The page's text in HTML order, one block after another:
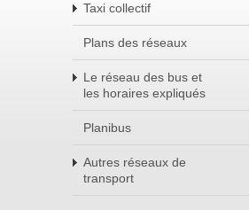
Taxi collectif
Plans des réseaux
Le réseau des bus et
les horaires expliqués
Planibus
Autres réseaux de
transport